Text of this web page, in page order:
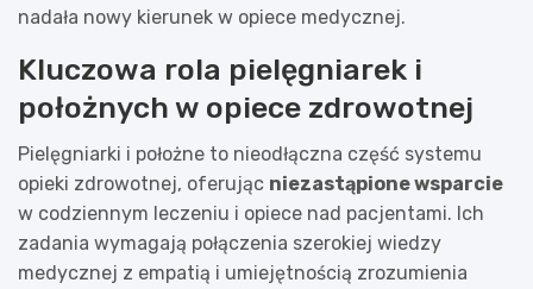
nadała nowy kierunek w opiece medycznej.
Kluczowa rola pielęgniarek i
położnych w opiece zdrowotnej
Pielęgniarki i położne to nieodłączna część systemu
opieki zdrowotnej, oferując niezastąpione wsparcie
w codziennym leczeniu i opiece nad pacjentami. Ich
zadania wymagają połączenia szerokiej wiedzy
medycznej z empatią i umiejętnością zrozumienia